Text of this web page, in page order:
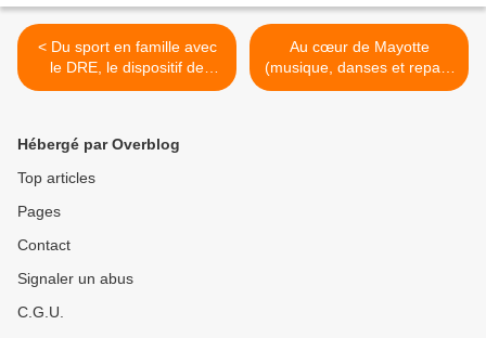
< Du sport en famille avec
le DRE, le dispositif de
réussite éducative
Au cœur de Mayotte
(musique, danses et repas)
à la MPT de Penhars le 11
Hébergé par Overblog
Top articles
Pages
Contact
Signaler un abus
C.G.U.